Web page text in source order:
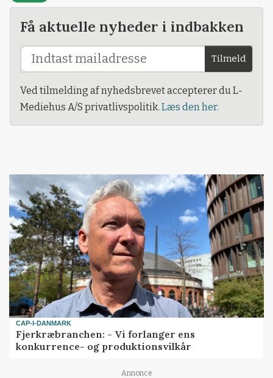
Få aktuelle nyheder i indbakken
Tilmeld
Ved tilmelding af nyhedsbrevet accepterer du L-
Mediehus A/S privatlivspolitik. Læs den her.
CAP-I-DANMARK
Fjerkræbranchen: - Vi forlanger ens
konkurrence- og produktionsvilkår
Annonce